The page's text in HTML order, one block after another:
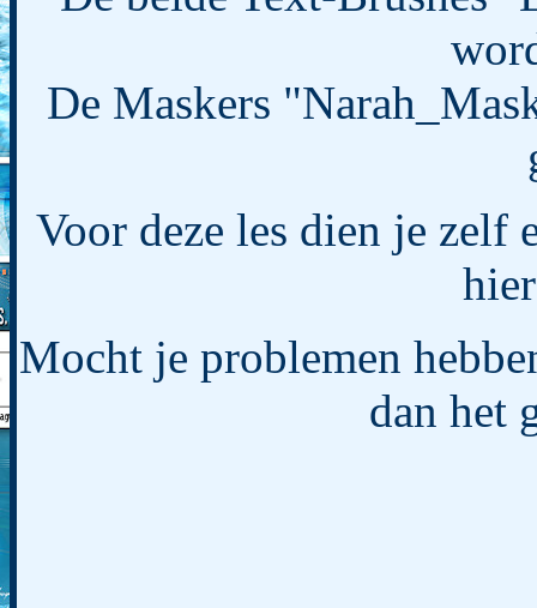
De Maskers
Voor deze les dien je zelf
Mocht je problemen
dan het